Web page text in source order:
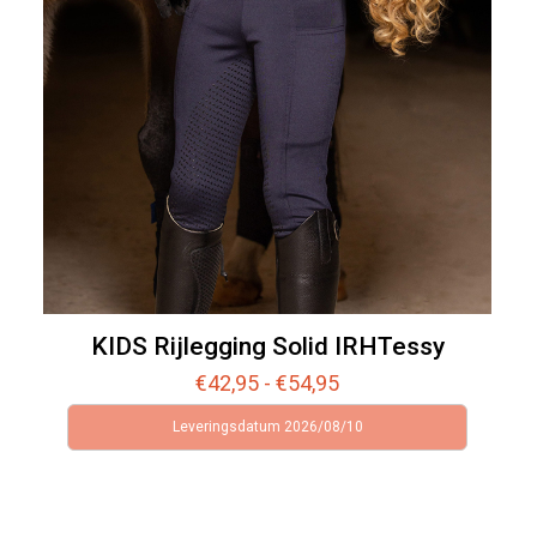
KIDS Rijlegging Solid IRHTessy
€42,95 - €54,95Prijsklasse:
€42,95
Leveringsdatum 2026/08/10